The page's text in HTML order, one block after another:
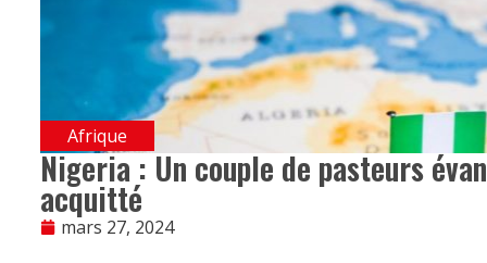
Afrique
Nigeria : Un couple de pasteurs
acquitté
mars 27, 2024